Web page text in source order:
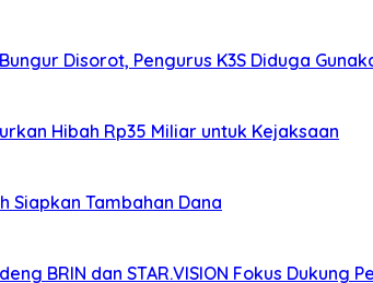
Disorot, Pengurus K3S Diduga
Hibah Rp35 Miliar untuk Kejaksaan
Siapkan Tambahan Dana
BRIN dan STAR.VISION Fokus Dukung